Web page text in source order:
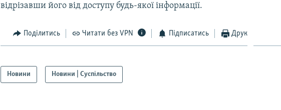
відрізавши його від доступу будь-якої інформації.
Поділитись Читати без VPN Підписатись Друк
Новини Новини | Суспільство